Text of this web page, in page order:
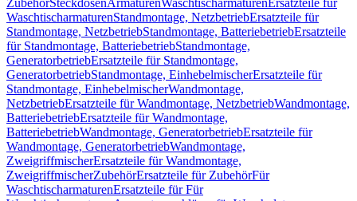
ZubehörSteckdosenArmaturenWaschtischarmaturen Ersatzteile für
WaschtischarmaturenStandmontage, NetzbetriebErsatzteile für
Standmontage, NetzbetriebStandmontage, BatteriebetriebErsatzteile
für Standmontage, BatteriebetriebStandmontage,
GeneratorbetriebErsatzteile für Standmontage,
GeneratorbetriebStandmontage, EinhebelmischerErsatzteile für
Standmontage, EinhebelmischerWandmontage,
NetzbetriebErsatzteile für Wandmontage, NetzbetriebWandmontage,
BatteriebetriebErsatzteile für Wandmontage,
BatteriebetriebWandmontage, GeneratorbetriebErsatzteile für
Wandmontage, GeneratorbetriebWandmontage,
ZweigriffmischerErsatzteile für Wandmontage,
ZweigriffmischerZubehörErsatzteile für ZubehörFür
WaschtischarmaturenErsatzteile für Für